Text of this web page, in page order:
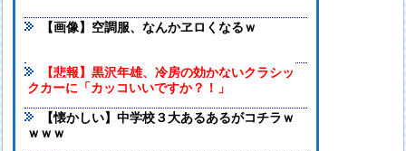
【画像】空調服、なんかヱロくなるｗ
【悲報】黒沢年雄、冷房の効かないクラシッ
クカーに「カッコいいですか？！」
【懐かしい】中学校３大あるあるがコチラｗ
ｗｗｗ